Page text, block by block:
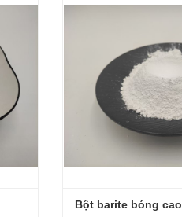
Bột barite bóng cao